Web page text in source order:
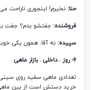
حنا: نخیرم! اینجوری ناراحت
فروشنده: جفتشو بدم؟ جفت
سپیده: نه آقا. همون یکی
6- روز – داخلی – بازار ماهی
تعدادی ماهی سفید روی
خرید دستش است از بین